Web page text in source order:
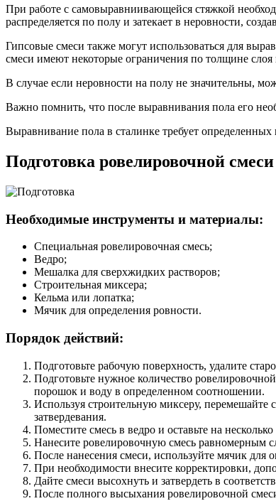
При работе с самовыравниивающейся стяжкой
распределяется по полу и затекает в неровности,
Гипсовые смеси также могут использоваться для
смеси имеют некоторые ограничения по толщине слоя
В случае если неровности на полу не значительны,
Важно помнить, что после выравнивания пола его
Выравнивание пола в сталинке требует
Подготовка ровелировочной смеси
Необходимые инструменты и материалы:
Специальная ровелировочная смесь;
Ведро;
Мешалка для сверхжидких растворов;
Строительная миксера;
Кельма или лопатка;
Мячик для определения ровности.
Порядок действий:
Подготовьте рабочую поверхность, удалите
Подготовьте нужное количество
порошок и воду в определенном соотношении.
Используя строительную миксеру, перемешайте
затвердевания.
Поместите смесь в ведро и оставьте на
Нанесите ровелировочную смесь равномерным
После нанесения смеси, используйте мячик для
При необходимости внесите корректировки,
Дайте смеси высохнуть и затвердеть в
После полного высыхания ровелировочной